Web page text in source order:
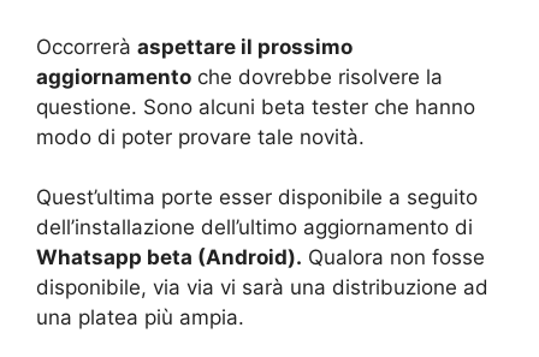
Occorrerà aspettare il prossimo
aggiornamento che dovrebbe risolvere la
questione. Sono alcuni beta tester che hanno
modo di poter provare tale novità.
Quest’ultima porte esser disponibile a seguito
dell’installazione dell’ultimo aggiornamento di
Whatsapp beta (Android). Qualora non fosse
disponibile, via via vi sarà una distribuzione ad
una platea più ampia.